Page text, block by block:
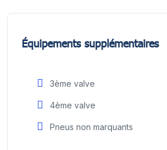
Équipements supplémentaires
3ème valve
4ème valve
Pneus non marquants